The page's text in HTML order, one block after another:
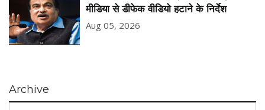
मीडिया से डीफेक वीडियो हटाने के निर्देश
Aug 05, 2026
Archive